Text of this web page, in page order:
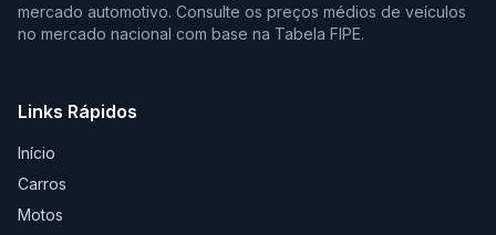
mercado automotivo. Consulte os preços médios de veículos
no mercado nacional com base na Tabela FIPE.
Links Rápidos
Início
Carros
Motos